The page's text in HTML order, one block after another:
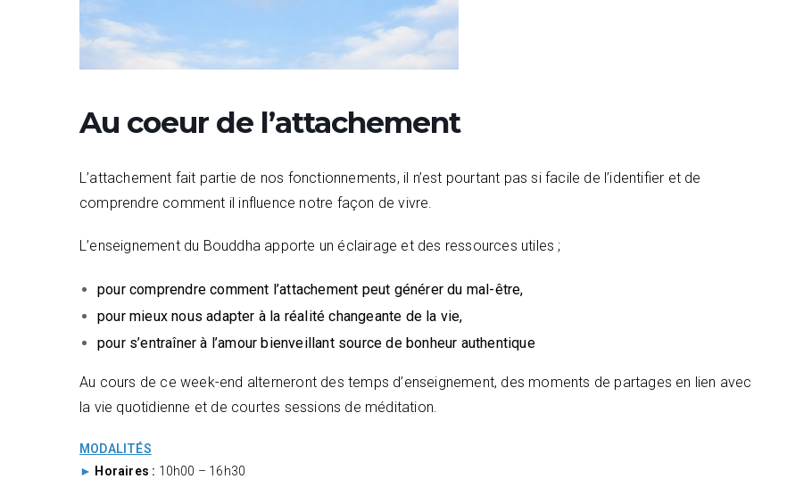
Au coeur de l’attachement
L’attachement fait partie de nos fonctionnements, il n’est pourtant pas si facile de l’identifier et de
comprendre comment il influence notre façon de vivre.
L’enseignement du Bouddha apporte un éclairage et des ressources utiles ;
pour comprendre comment l’attachement peut générer du mal-être,
pour mieux nous adapter à la réalité changeante de la vie,
pour s’entraîner à l’amour bienveillant source de bonheur authentique
Au cours de ce week-end alterneront des temps d’enseignement, des moments de partages en lien avec
la vie quotidienne et de courtes sessions de méditation.
MODALITÉS
► Horaires : 10h00 – 16h30